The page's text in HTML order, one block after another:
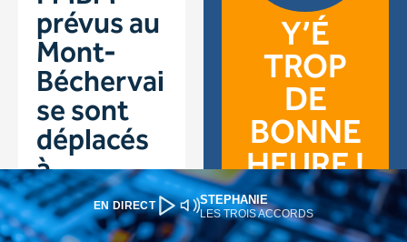
EN DIRECT STEPHANIE
LES TROIS ACCORDS